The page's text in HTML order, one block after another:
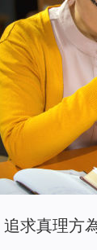
求真理方